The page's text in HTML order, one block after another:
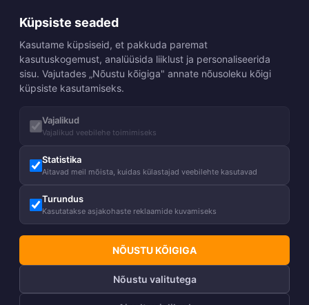
Küpsiste seaded
Kasutame küpsiseid, et pakkuda paremat
kasutuskogemust, analüüsida liiklust ja personaliseerida
sisu. Vajutades „Nõustu kõigiga" annate nõusoleku kõigi
küpsiste kasutamiseks.
Vajalikud
Vajalikud veebilehe toimimiseks
Statistika
Aitavad meil mõista, kuidas külastajad veebilehte kasutavad
Turundus
Kasutatakse asjakohaste reklaamide kuvamiseks
NÕUSTU KÕIGIGA
Nõustu valitutega